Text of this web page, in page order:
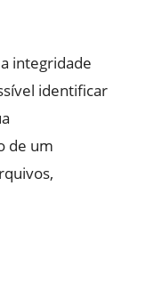
integridade
identificar
de um